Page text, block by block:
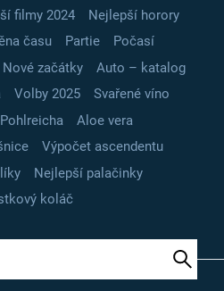
filmy 2024
Nejlepší horory
času Partie
Počasí
Nové začátky
Auto – katalog
Volby 2025
Svařené víno
Aloe vera
Výpočet ascendentu
Nejlepší palačinky
koláč